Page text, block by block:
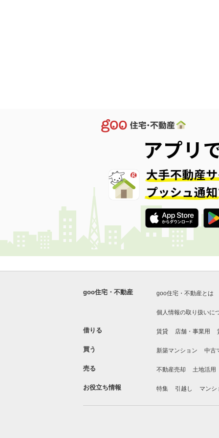
goo住宅・不動産 goo住宅・不動産とは
個人情報の取り扱いに
借りる 賃貸 店舗・事業用
買う 新築マンション 中古
売る 不動産売却 土地活用
お役立ち情報 特集 引越し マンシ